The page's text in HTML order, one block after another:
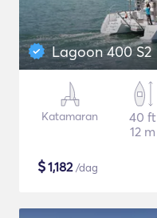
Lagoon 400 S2
Katamaran
40 ft
12 m
$1,182/dag